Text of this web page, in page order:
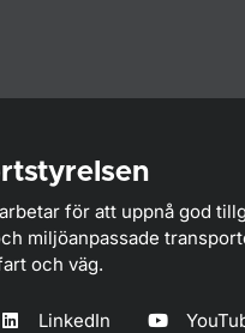
för att uppnå god
miljöanpassade
och väg.
LinkedIn